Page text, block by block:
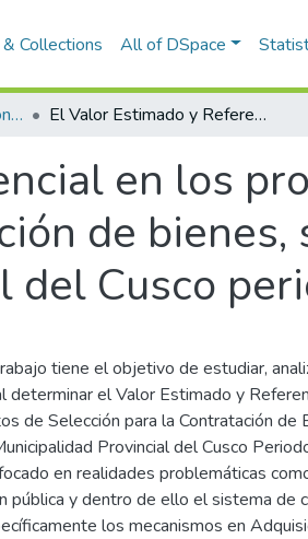
Collections All of DSpace
Escuela Profesional de Contabilidad El Valor Estimado y Referencial en los procedimientos de selección para la Contratación de bienes, servicios y obras en la Municipalidad Provincial del Cusco periodo 2016 – 2018
en los
de
Cusco
tiene el objetivo de estudiar,
determinar el Valor Estimado y
de Selección para la Contratación de
Provincial del Cusco
en realidades problemáticas
pública y dentro de ello el sistema de
los mecanismos en